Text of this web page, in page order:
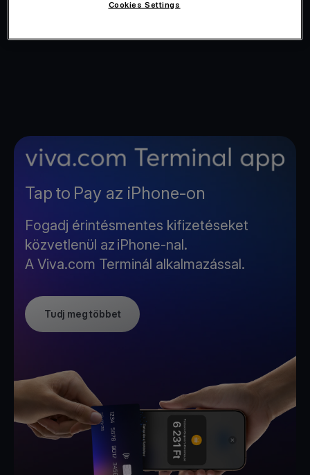
Tap to Pay az iPhone-on
Fogadj érintésmentes kifizetéseket
közvetlenül az iPhone-nal.
A Viva.com Terminál alkalmazással.
Tudj meg többet
Cookies Settings